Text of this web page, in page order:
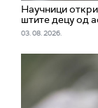
Научници
штите децу од
03. 08. 2026.